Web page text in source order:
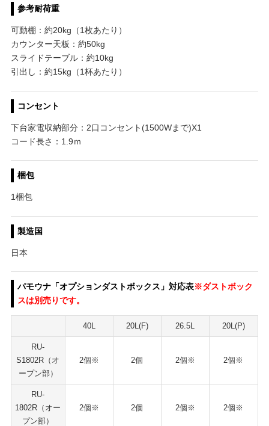
参考耐荷重
可動棚：約20kg（1枚あたり）
カウンター天板：約50kg
スライドテーブル：約10kg
引出し：約15kg（1杯あたり）
コンセント
下台家電収納部分：2口コンセント(1500Wまで)X1
コード長さ：1.9ｍ
梱包
1梱包
製造国
日本
パモウナ「オプションダストボックス」対応表※ダストボック
スは別売りです。
40L 20L(F) 26.5L 20L(P)
RU-
S1802R（オ
ープン部）
2個※ 2個 2個※ 2個※
RU-
1802R（オー
プン部）
2個※ 2個 2個※ 2個※